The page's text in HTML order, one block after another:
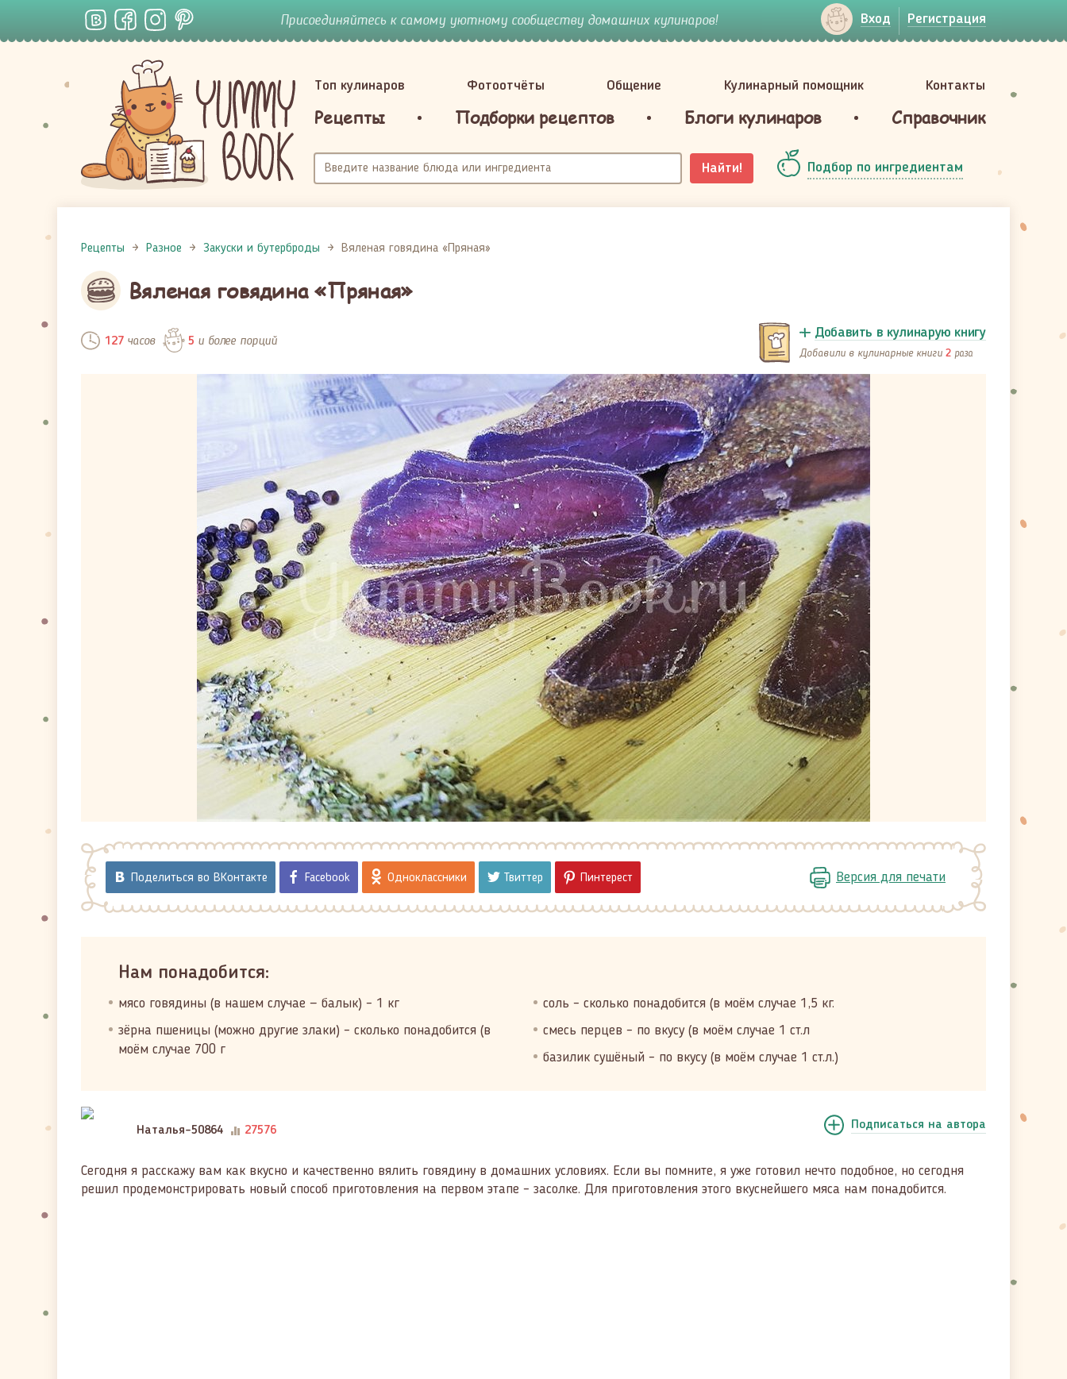
Присоединяйтесь к самому уютному сообществу домашних кулинаров! Вход Регистрация
Топ кулинаров Фотоотчёты Общение Кулинарный помощник Контакты
Рецепты Подборки рецептов Блоги кулинаров Справочник
Найти! Подбор по ингредиентам
Рецепты Разное Закуски и бутерброды Вяленая говядина «Пряная»
Вяленая говядина «Пряная»
127часов 5 и более порций Добавить в кулинарую книгу
Добавили в кулинарные книги 2 раза
Поделиться во ВКонтакте Facebook Одноклассники Твиттер Пинтерест Версия для печати
Нам понадобится:
мясо говядины (в нашем случае — балык) – 1 кг
соль – сколько понадобится (в моём случае 1,5 кг.
зёрна пшеницы (можно другие злаки) – сколько понадобится (в
моём случае 700 г
смесь перцев – по вкусу (в моём случае 1 ст.л
базилик сушёный – по вкусу (в моём случае 1 ст.л.)
Наталья-50864 27576 Подписаться на автора
Сегодня я расскажу вам как вкусно и качественно вялить говядину в домашних условиях. Если вы помните, я уже готовил нечто подобное, но сегодня
решил продемонстрировать новый способ приготовления на первом этапе – засолке. Для приготовления этого вкуснейшего мяса нам понадобится.